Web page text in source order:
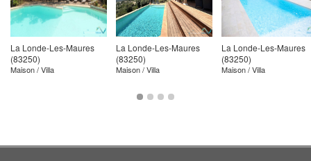
La Londe-Les-Maures
(83250)
Maison / Villa
La Londe-Les-Maures
(83250)
Maison / Villa
La Londe-Les-Maures
(83250)
Maison / Villa